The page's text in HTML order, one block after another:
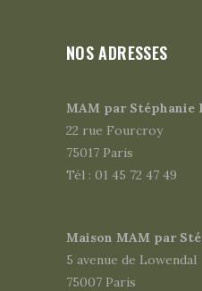
NOS ADRESSES
MAM par Stéphanie
22 rue Fourcroy
75017 Paris
Tél : 01 45 72 47 49
Maison MAM par
5 avenue de Lowendal
75007 Paris